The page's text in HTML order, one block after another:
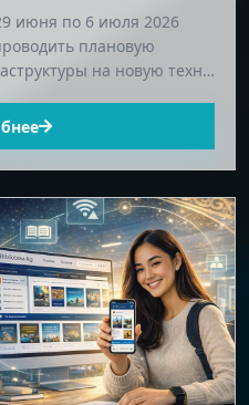
июня по 6 июля 2026
плановую
на новую техн…